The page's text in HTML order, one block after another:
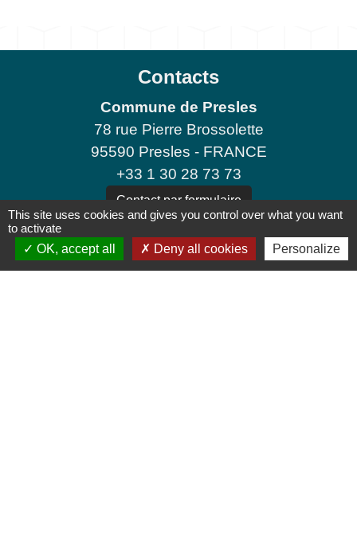
Contacts
Commune de Presles
78 rue Pierre Brossolette
95590 Presles - FRANCE
+33 1 30 28 73 73
Contact par formulaire
This site uses cookies and gives you control over what you want
to activate
OK, accept all
Deny all cookies Personalize